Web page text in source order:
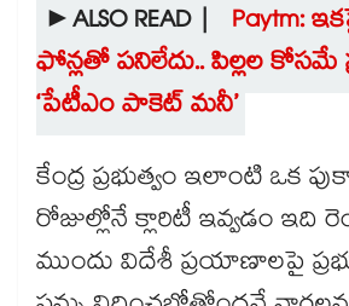
►ALSO READ |
Paytm:
ఫోన్లతో పనిలేదు.. పిల్లల కోసమే
‘పేటీఎం పాకెట్ మనీ’
కేంద్ర ప్రభుత్వం ఇలాంటి ఒక
రోజుల్లోనే క్లారిటీ ఇవ్వడం ఇది
ముందు విదేశీ ప్రయాణాలపై